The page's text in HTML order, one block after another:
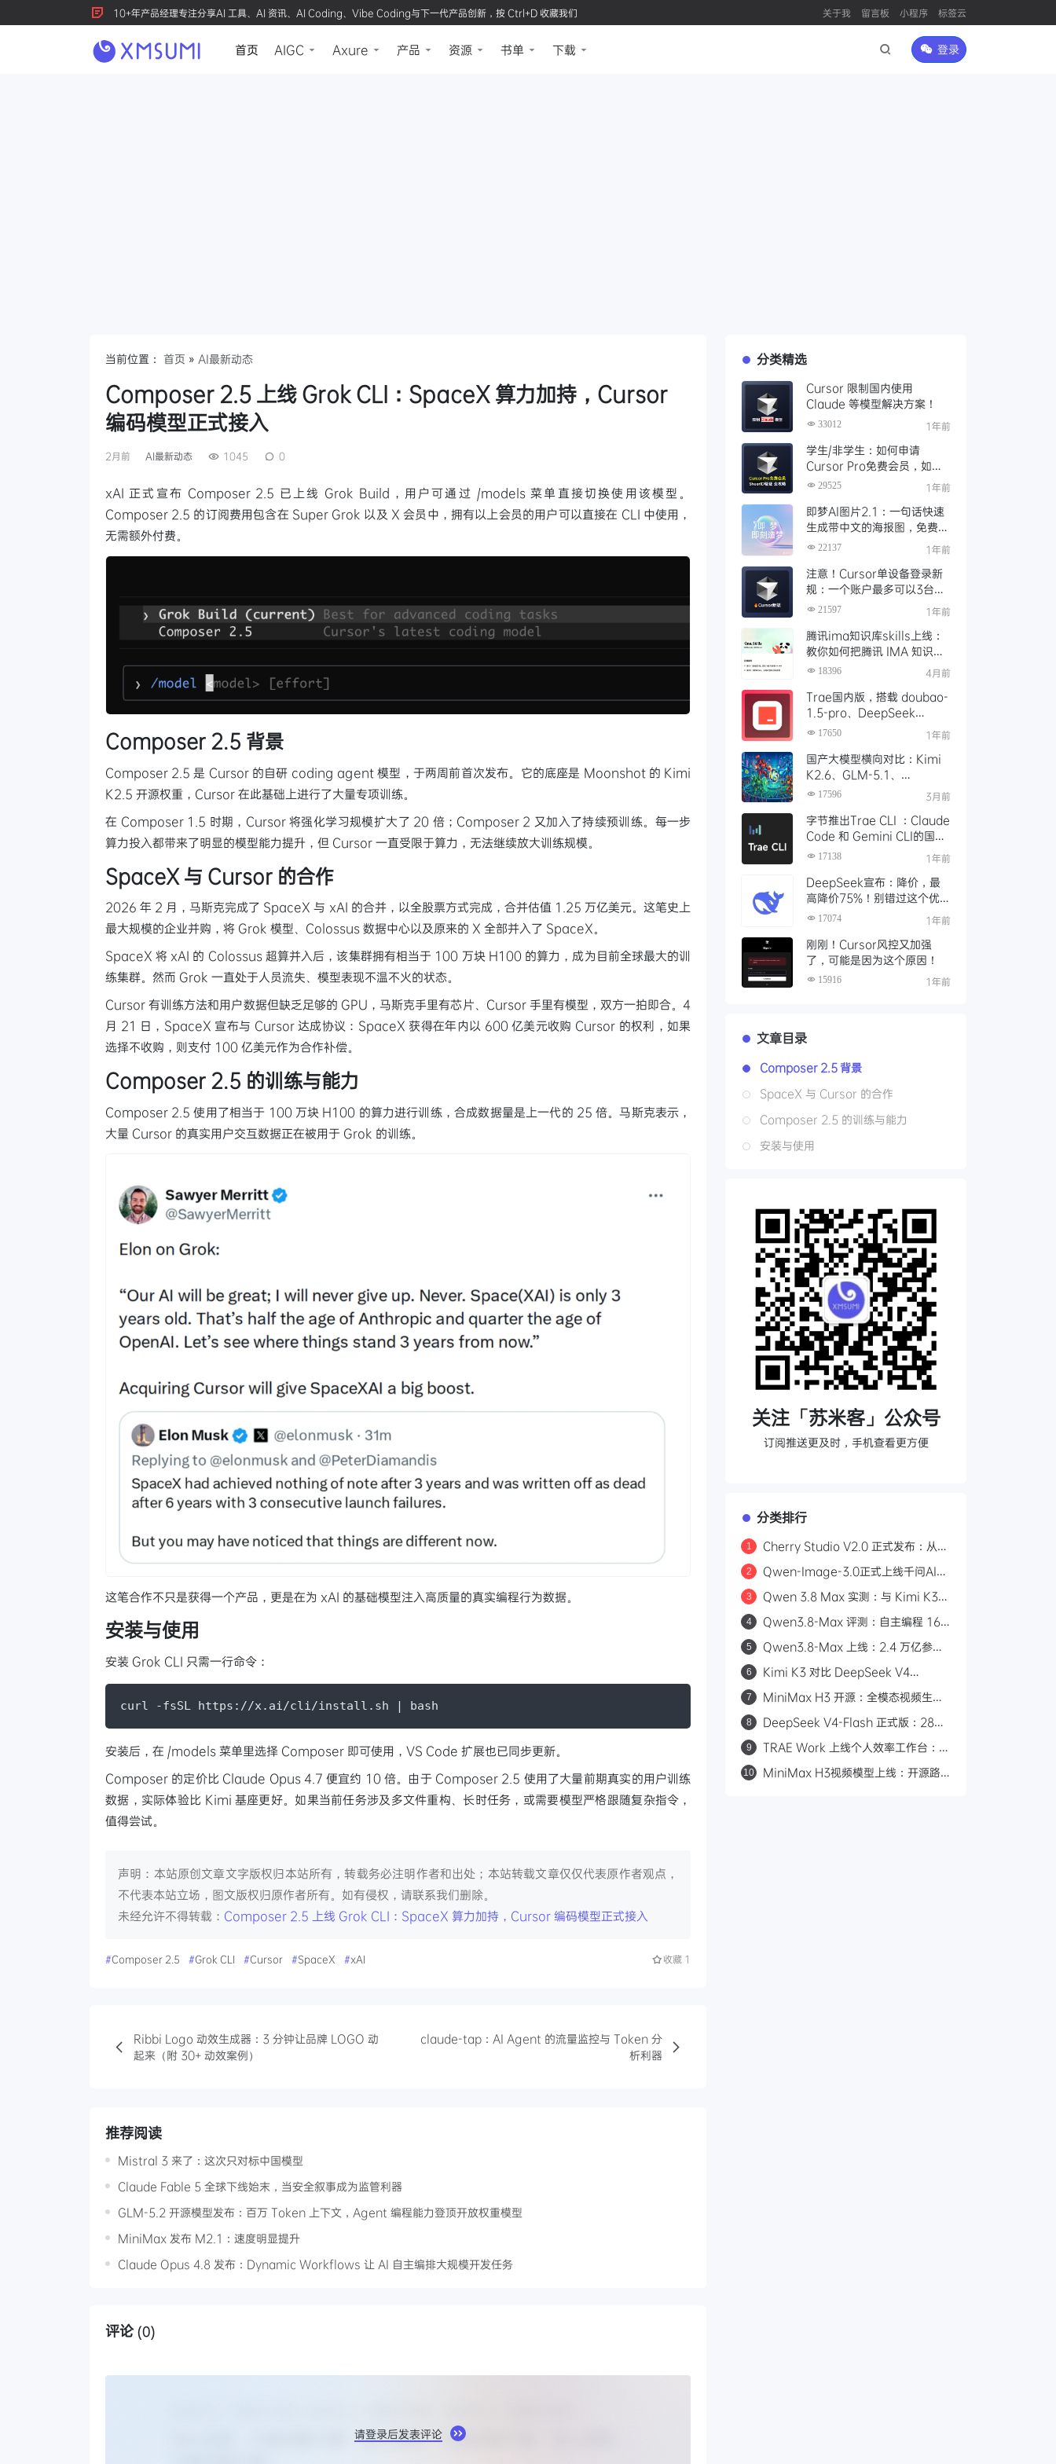
10+年产品经理专注分享AI 工具、AI 资讯、AI Coding、Vibe Coding与下一代产品创新，按 Ctrl+D 收藏我们 关于我 留言板 小程序 标签云
首页 AIGC Axure 产品 资源 书单 下载 登录
当前位置： 首页 » AI最新动态
Composer 2.5 上线 Grok CLI：SpaceX 算力加持，Cursor
编码模型正式接入
2月前 AI最新动态 1045 0
xAI 正式宣布 Composer 2.5 已上线 Grok Build，用户可通过 /models 菜单直接切换使用该模型。
Composer 2.5 的订阅费用包含在 Super Grok 以及 X 会员中，拥有以上会员的用户可以直接在 CLI 中使用，
无需额外付费。
Composer 2.5 背景
Composer 2.5 是 Cursor 的自研 coding agent 模型，于两周前首次发布。它的底座是 Moonshot 的 Kimi
K2.5 开源权重，Cursor 在此基础上进行了大量专项训练。
在 Composer 1.5 时期，Cursor 将强化学习规模扩大了 20 倍；Composer 2 又加入了持续预训练。每一步
算力投入都带来了明显的模型能力提升，但 Cursor 一直受限于算力，无法继续放大训练规模。
SpaceX 与 Cursor 的合作
2026 年 2 月，马斯克完成了 SpaceX 与 xAI 的合并，以全股票方式完成，合并估值 1.25 万亿美元。这笔史上
最大规模的企业并购，将 Grok 模型、Colossus 数据中心以及原来的 X 全部并入了 SpaceX。
SpaceX 将 xAI 的 Colossus 超算并入后，该集群拥有相当于 100 万块 H100 的算力，成为目前全球最大的训
练集群。然而 Grok 一直处于人员流失、模型表现不温不火的状态。
Cursor 有训练方法和用户数据但缺乏足够的 GPU，马斯克手里有芯片、Cursor 手里有模型，双方一拍即合。4
月 21 日，SpaceX 宣布与 Cursor 达成协议：SpaceX 获得在年内以 600 亿美元收购 Cursor 的权利，如果
选择不收购，则支付 100 亿美元作为合作补偿。
Composer 2.5 的训练与能力
Composer 2.5 使用了相当于 100 万块 H100 的算力进行训练，合成数据量是上一代的 25 倍。马斯克表示，
大量 Cursor 的真实用户交互数据正在被用于 Grok 的训练。
这笔合作不只是获得一个产品，更是在为 xAI 的基础模型注入高质量的真实编程行为数据。
安装与使用
安装 Grok CLI 只需一行命令：
curl -fsSL https://x.ai/cli/install.sh | bash
安装后，在 /models 菜单里选择 Composer 即可使用，VS Code 扩展也已同步更新。
Composer 的定价比 Claude Opus 4.7 便宜约 10 倍。由于 Composer 2.5 使用了大量前期真实的用户训练
数据，实际体验比 Kimi 基座更好。如果当前任务涉及多文件重构、长时任务，或需要模型严格跟随复杂指令，
值得尝试。
声明：本站原创文章文字版权归本站所有，转载务必注明作者和出处；本站转载文章仅仅代表原作者观点，
不代表本站立场，图文版权归原作者所有。如有侵权，请联系我们删除。
未经允许不得转载： Composer 2.5 上线 Grok CLI：SpaceX 算力加持，Cursor 编码模型正式接入
#Composer 2.5 #Grok CLI #Cursor #SpaceX #xAI 收藏 1
Ribbi Logo 动效生成器：3 分钟让品牌 LOGO 动
起来（附 30+ 动效案例）
claude-tap：AI Agent 的流量监控与 Token 分
析利器
推荐阅读
Mistral 3 来了：这次只对标中国模型
Claude Fable 5 全球下线始末，当安全叙事成为监管利器
GLM-5.2 开源模型发布：百万 Token 上下文，Agent 编程能力登顶开放权重模型
MiniMax 发布 M2.1：速度明显提升
Claude Opus 4.8 发布：Dynamic Workflows 让 AI 自主编排大规模开发任务
评论 (0)
请登录后发表评论
分类精选
Cursor 限制国内使用
Claude 等模型解决方案！
33012 1年前
学生/非学生：如何申请
Cursor Pro免费会员，如何
通过SheerID验证快速激活全
29525 1年前
即梦AI图片2.1：一句话快速
生成带中文的海报图，免费AI
文生图、视频工具、AIGC创
22137 1年前
注意！Cursor单设备登录新
规：一个账户最多可以3台设
备登录，且限制单点登录
21597 1年前
腾讯ima知识库skills上线：
教你如何把腾讯 IMA 知识库
接入 OpenClaw 一步打通
18396 4月前
Trae国内版，搭载 doubao-
1.5-pro、DeepSeek
R1/V3模型，对比 Trae 国际
17650 1年前
国产大模型横向对比：Kimi
K2.6、GLM-5.1、
Qwen3、MiniMax M2 四
17596 3月前
字节推出Trae CLI ：Claude
Code 和 Gemini CLI的国产
平替 ？手把手教你如何安装
17138 1年前
DeepSeek宣布：降价，最
高降价75%！别错过这个优
惠时段，赶紧充值
17074 1年前
刚刚！Cursor风控又加强
了，可能是因为这个原因！
15916 1年前
文章目录
Composer 2.5 背景
SpaceX 与 Cursor 的合作
Composer 2.5 的训练与能力
安装与使用
关注「苏米客」公众号
订阅推送更及时，手机查看更方便
分类排行
1
Cherry Studio V2.0 正式发布：从
能工作站
2
Qwen-Image-3.0正式上线千问AI平
4.5k token复杂版面一次生成
3
Qwen 3.8 Max 实测：与 Kimi K3
4
Qwen3.8-Max 评测：自主编程 16
5
Qwen3.8-Max 上线：2.4 万亿参
AI 平台
6
Kimi K3 对比 DeepSeek V4
路线之争
7
MiniMax H3 开源：全模态视频生成
8
DeepSeek V4-Flash 正式版：284B
Claude Opus 4.8
9
TRAE Work 上线个人效率工作台：一
10
MiniMax H3视频模型上线：开源路